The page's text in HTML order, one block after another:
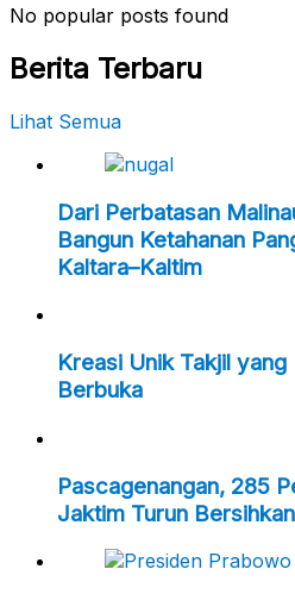
No popular posts found
Berita Terbaru
Lihat Semua
Dari Perbatasan
Bangun Ketahanan
Kaltara–Kaltim
Kreasi Unik Takjil
Berbuka
Pascagenangan, 285
Jaktim Turun